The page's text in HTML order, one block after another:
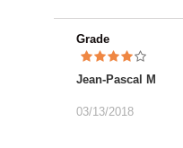
Grade
Jean-Pascal M
03/13/2018